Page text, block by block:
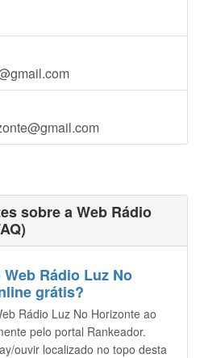
sobre a Web Rádio
Rádio Luz No
grátis?
Rádio Luz No Horizonte ao
pelo portal Rankeador.
ouvir localizado no topo desta